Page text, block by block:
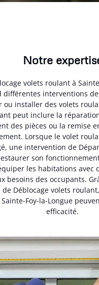
Notre
volets roulant à
différentes interventions
ou installer des volets
peut inclure la
des pièces ou la remise
Lorsque le volet
une intervention de
son
les habitations avec
besoins des occupants.
Déblocage volets
Foy-la-Longue
efficacité.